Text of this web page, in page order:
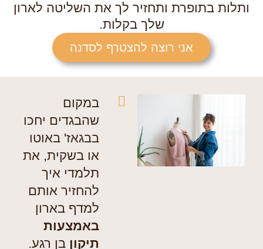
ותלות בתופרת ותחזיר לך את השליטה לארון
שלך בקלות.
אני רוצה להצטרף לסדנה
במקום
שהבגדים יחכו
בבגאז' באוטו
או בשקית, את
תלמדי איך
להחזיר אותם
למדף בארון
באמצעות
תיקון בן רגע.